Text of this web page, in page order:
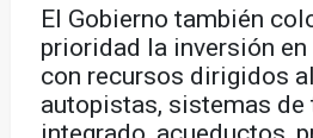
El Gobierno también
prioridad la inversión
con recursos dirigidos
autopistas, sistemas de